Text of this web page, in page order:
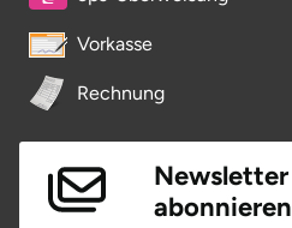
Vorkasse
Rechnung
Newsletter
abonnieren